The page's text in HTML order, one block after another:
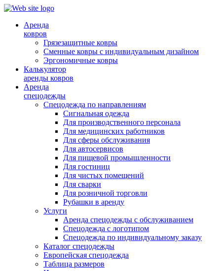
Аренда
ковров
Грязезащитные ковры
Сменные ковры с индивидуальным дизайном
Эргономичные ковры
Калькулятор
аренды ковров
Аренда
спецодежды
Спецодежда по направлениям
Сигнальная одежда
Для производственного персонала
Для медицинских работников
Для сферы обслуживания
Для автосервисов
Для пищевой промышленности
Для гостиниц
Для чистых помещений
Для сварки
Для розничной торговли
Рубашки в аренду
Услуги
Аренда спецодежды с обслуживанием
Спецодежда с логотипом
Спецодежда по индивидуальному заказу
Каталог спецодежды
Европейская спецодежда
Таблица размеров